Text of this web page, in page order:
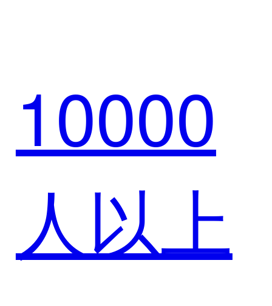
戏产业
智能生
全域零
售升级
10000
人以上